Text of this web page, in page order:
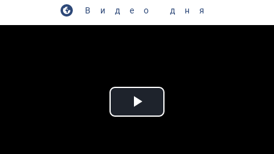
Видео дня
Play Video